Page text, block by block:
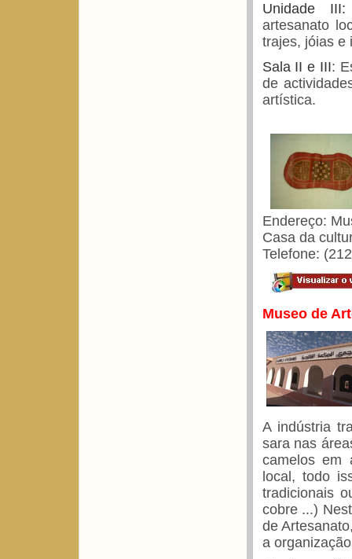
Unidade III:
artesanato
trajes, jóias e
Sala II e III:
de
artística.
Endereço:
Casa da
Telefone:
Museo de
A indústria
sara nas
camelos em
local, todo
tradicionais
cobre ...)
de
a